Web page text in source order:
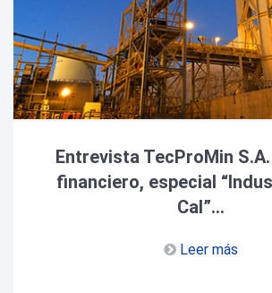
Entrevista TecProMin
financiero, especial
Cal”...
Leer más